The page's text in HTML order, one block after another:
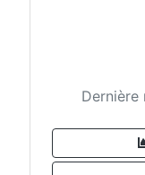
Dernière